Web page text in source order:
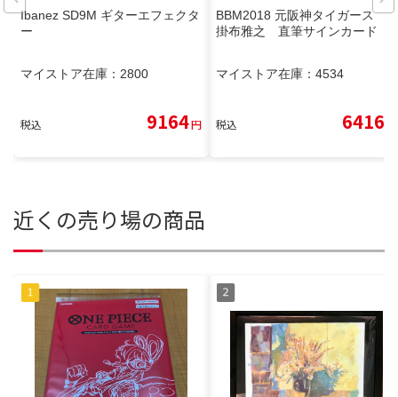
Ibanez SD9M ギターエフェクタ
ー
マイストア在庫： 2800
税込 9164円
BBM2018 元阪神タイガース
掛布雅之 直筆サインカード
マイストア在庫： 4534
税込 6416
近くの売り場の商品